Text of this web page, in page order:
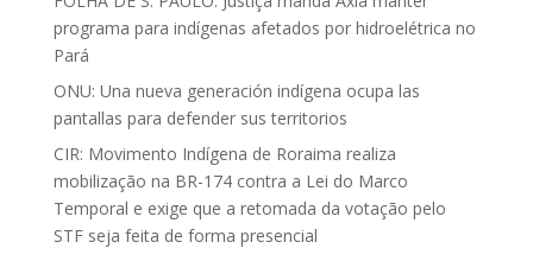
programa para indígenas afetados por hidroelétrica no
Pará
ONU: Una nueva generación indígena ocupa las
pantallas para defender sus territorios
CIR: Movimento Indígena de Roraima realiza
mobilização na BR-174 contra a Lei do Marco
Temporal e exige que a retomada da votação pelo
STF seja feita de forma presencial